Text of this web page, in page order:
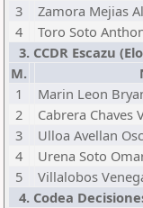
3
Zamora Mejias
4
Toro Soto
3. CCDR Escazu
M.
1
Marin Leon
2
Cabrera Chaves
3
Ulloa Avellan
4
Urena Soto
5
Villalobos
4. Codea